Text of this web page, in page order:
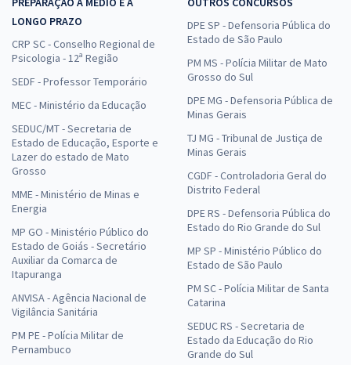
LONGO PRAZO
CRP SC - Conselho Regional de
Psicologia - 12ª Região
SEDF - Professor Temporário
MEC - Ministério da Educação
SEDUC/MT - Secretaria de
Estado de Educação, Esporte e
Lazer do estado de Mato
Grosso
MME - Ministério de Minas e
Energia
MP GO - Ministério Público do
Estado de Goiás - Secretário
Auxiliar da Comarca de
Itapuranga
ANVISA - Agência Nacional de
Vigilância Sanitária
PM PE - Polícia Militar de
Pernambuco
DPE SP - Defensoria Pública do
Estado de São Paulo
PM MS - Polícia Militar de Mato
Grosso do Sul
DPE MG - Defensoria Pública de
Minas Gerais
TJ MG - Tribunal de Justiça de
Minas Gerais
CGDF - Controladoria Geral do
Distrito Federal
DPE RS - Defensoria Pública do
Estado do Rio Grande do Sul
MP SP - Ministério Público do
Estado de São Paulo
PM SC - Polícia Militar de Santa
Catarina
SEDUC RS - Secretaria de
Estado da Educação do Rio
Grande do Sul